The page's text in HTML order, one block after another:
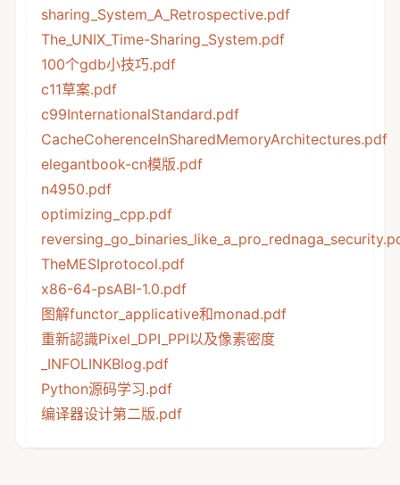
sharing_System_A_Retrospective.pdf
The_UNIX_Time-Sharing_System.pdf
100个gdb小技巧.pdf
c11草案.pdf
c99InternationalStandard.pdf
CacheCoherenceInSharedMemoryArchitectures.pdf
elegantbook-cn模版.pdf
n4950.pdf
optimizing_cpp.pdf
TheMESIprotocol.pdf
x86-64-psABI-1.0.pdf
图解functor_applicative和monad.pdf
重新認識Pixel_DPI_PPI以及像素密度
_INFOLINKBlog.pdf
Python源码学习.pdf
编译器设计第二版.pdf